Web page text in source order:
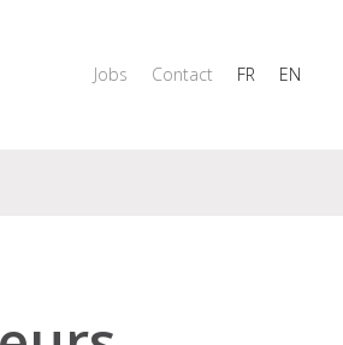
Jobs Contact FR EN